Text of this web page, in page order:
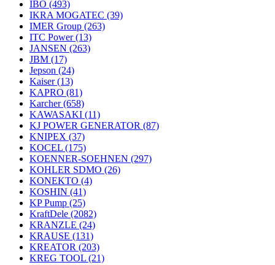
IBO (493)
IKRA MOGATEC (39)
IMER Group (263)
ITC Power(13)
JANSEN (263)
JBM (17)
Jepson (24)
Kaiser(13)
KAPRO (81)
Karcher(658)
KAWASAKI (11)
KJ POWER GENERATOR (87)
KNIPEX (37)
KOCEL (175)
KOENNER-SOEHNEN (297)
KOHLER SDMO (26)
KONEKTO (4)
KOSHIN (41)
KP Pump (25)
KraftDele (2082)
KRANZLE (24)
KRAUSE (131)
KREATOR (203)
KREG TOOL (21)